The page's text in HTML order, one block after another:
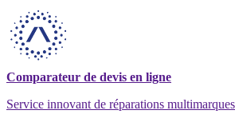
Comparateur de devis en ligne
Service innovant de réparations